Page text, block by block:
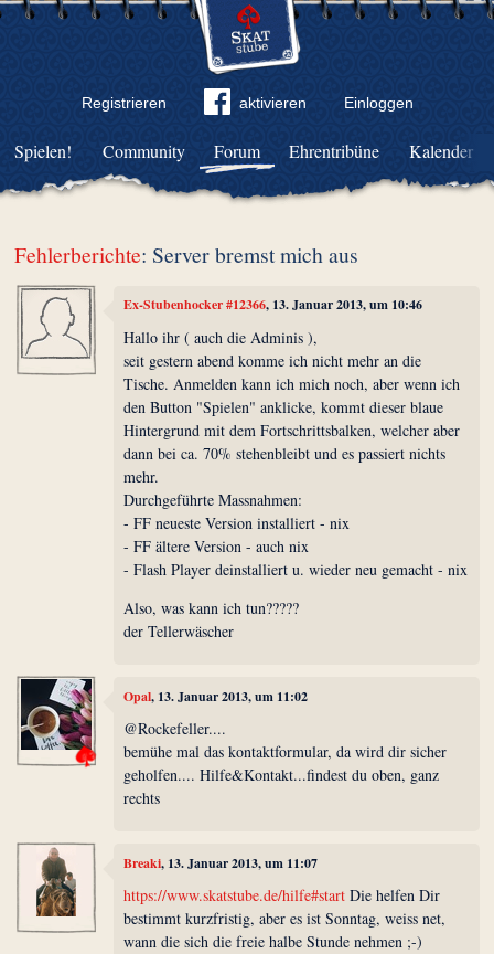
Registrieren aktivieren Einloggen
Community Forum Ehrentribüne Kalender
Spielen!
Fehlerberichte: Server bremst mich aus
Ex-Stubenhocker #12366, 13. Januar 2013, um 10:46
Hallo ihr ( auch die Adminis ),
seit gestern abend komme ich nicht mehr an die
Tische. Anmelden kann ich mich noch, aber wenn ich
den Button "Spielen" anklicke, kommt dieser blaue
Hintergrund mit dem Fortschrittsbalken, welcher aber
dann bei ca. 70% stehenbleibt und es passiert nichts
mehr.
Durchgeführte Massnahmen:
- FF neueste Version installiert - nix
- FF ältere Version - auch nix
- Flash Player deinstalliert u. wieder neu gemacht - nix
Also, was kann ich tun?????
der Tellerwäscher
Opal, 13. Januar 2013, um 11:02
@Rockefeller....
bemühe mal das kontaktformular, da wird dir sicher
geholfen.... Hilfe&Kontakt...findest du oben, ganz
rechts
Breaki, 13. Januar 2013, um 11:07
https://www.skatstube.de/hilfe#start Die helfen Dir
bestimmt kurzfristig, aber es ist Sonntag, weiss net,
wann die sich die freie halbe Stunde nehmen ;-)